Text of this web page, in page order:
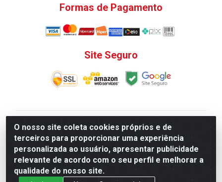
O nosso site coleta cookies próprios e de
terceiros para proporcionar uma experiência
personalizada ao usuário, apresentar publicidade
relevante de acordo com o seu perfil e melhorar a
qualidade do nosso site.
Formas de Pagamento
Site Seguro
V. C. Ferragens LTDA - Rua do Matoso, 132 - Praça da
Bandeira, Rio de Janeiro/ RJ - CEP 20.270-135 - CNPJ
12.324.723/0001-25
Todas as regras de promoções, descontos, preços e
prazos de pagamento e entrega expostos aqui são
válidos apenas para compras via internet. Preços e